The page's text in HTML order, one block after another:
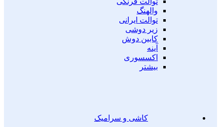
والهنگ
توالت ایرانی
زیر دوشی
کابین دوش
آینه
اکسسوری
بیشتر
کاشی و سرامیک